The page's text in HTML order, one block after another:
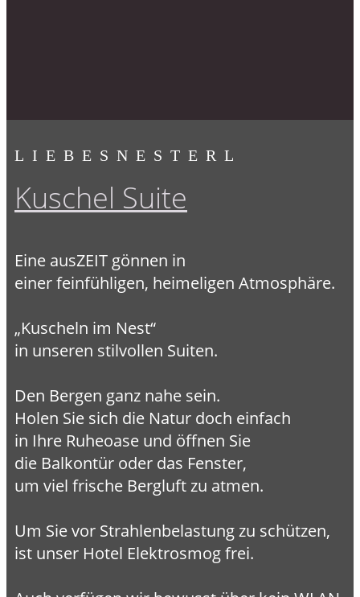
LIEBESNESTERL
Kuschel Suite
Eine ausZEIT gönnen in
einer feinfühligen, heimeligen Atmosphäre.
„Kuscheln im Nest“
in unseren stilvollen Suiten.
Den Bergen ganz nahe sein.
Holen Sie sich die Natur doch einfach
in Ihre Ruheoase und öffnen Sie
die Balkontür oder das Fenster,
um viel frische Bergluft zu atmen.
Um Sie vor Strahlenbelastung zu schützen,
ist unser Hotel Elektrosmog frei.